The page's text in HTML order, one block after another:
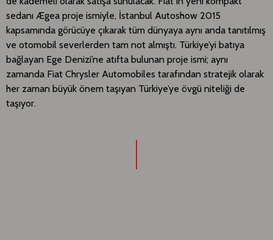
sedanı Ægea proje ismiyle, İstanbul Autoshow 2015
kapsamında görücüye çıkarak tüm dünyaya aynı anda tanıtılmış
ve otomobil severlerden tam not almıştı. Türkiye’yi batıya
bağlayan Ege Denizi’ne atıfta bulunan proje ismi; aynı
zamanda Fiat Chrysler Automobiles tarafından stratejik olarak
her zaman büyük önem taşıyan Türkiye’ye övgü niteliği de
taşıyor.